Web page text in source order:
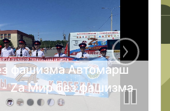
фашизма Автомарш
Za Мир без фашизма